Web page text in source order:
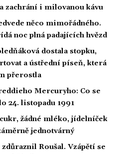
zachrání i milovanou kávu
něco mimořádného.
noc plná padajících hvězd
dostala stopku,
a ústřední píseň, která
přerostla
Mercuryho: Co se
24. listopadu 1991
žádné mléko, jídelníček
jednotvárný
Roušal. Vzápětí se